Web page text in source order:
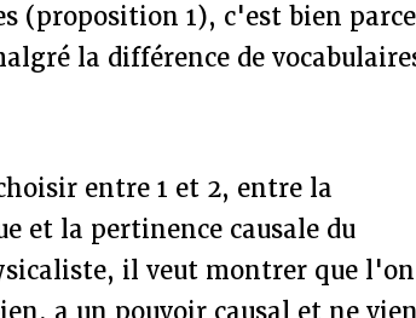
(proposition 1), c'est bien parce
la différence de
entre 1 et 2, entre la
et la pertinence causale du
il veut montrer que l'on